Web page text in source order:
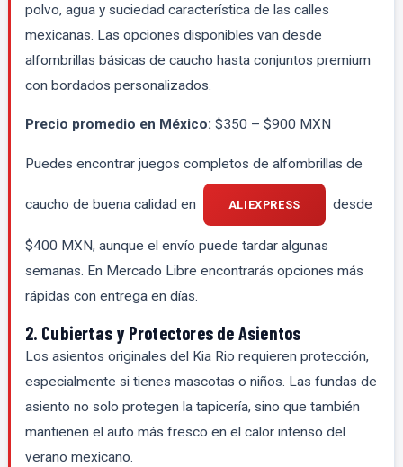
polvo, agua y suciedad característica de las calles
mexicanas. Las opciones disponibles van desde
alfombrillas básicas de caucho hasta conjuntos premium
con bordados personalizados.
Precio promedio en México: $350 – $900 MXN
Puedes encontrar juegos completos de alfombrillas de
caucho de buena calidad en ALIEXPRESS desde
$400 MXN, aunque el envío puede tardar algunas
semanas. En Mercado Libre encontrarás opciones más
rápidas con entrega en días.
2. Cubiertas y Protectores de Asientos
Los asientos originales del Kia Rio requieren protección,
especialmente si tienes mascotas o niños. Las fundas de
asiento no solo protegen la tapicería, sino que también
mantienen el auto más fresco en el calor intenso del
verano mexicano.